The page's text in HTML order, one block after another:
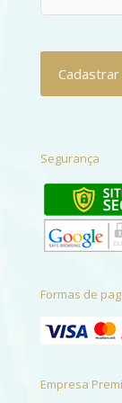
Segurança
Formas de
Empresa